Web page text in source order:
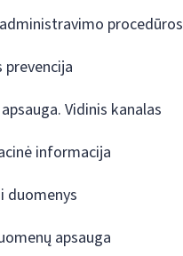
procedūros
prevencija
Vidinis kanalas
informacija
duomenys
apsauga